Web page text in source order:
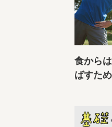
食から
ばすた